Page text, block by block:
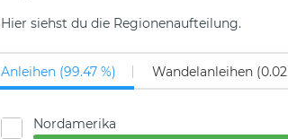
Hier siehst du die Regionenaufteilung.
Anleihen (99.47 %) Wandelanleihen (0.02
Nordamerika